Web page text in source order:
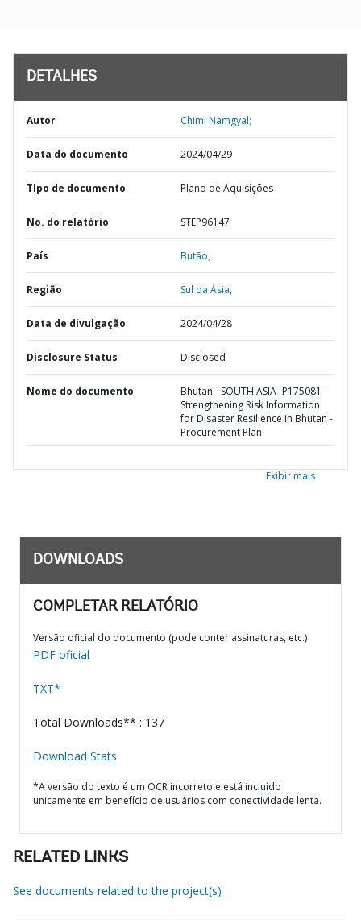
DETALHES
Autor Chimi Namgyal;
Data do documento 2024/04/29
TIpo de documento Plano de Aquisições
No. do relatório STEP96147
País Butão,
Região Sul da Ásia,
Data de divulgação 2024/04/28
Disclosure Status Disclosed
Nome do documento
Bhutan - SOUTH ASIA- P175081-
Strengthening Risk Information
for Disaster Resilience in Bhutan -
Procurement Plan
Exibir mais
DOWNLOADS
COMPLETAR RELATÓRIO
Versão oficial do documento (pode conter assinaturas, etc.)
PDF oficial
TXT*
Total Downloads** : 137
Download Stats
*A versão do texto é um OCR incorreto e está incluído
unicamente em benefício de usuários com conectividade lenta.
RELATED LINKS
See documents related to the project(s)